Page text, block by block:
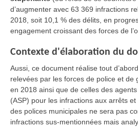
d’augmenter avec 63 369 infractions
2018, soit 10,1 % des délits, en
engagement croissant des forces de
Contexte d'élaboration du
Aussi, ce document réalise tout
relevées par les forces de police et de
en 2018 ainsi que de celles des
(ASP) pour les infractions aux arrêts et
des polices municipales ne sera pas
infractions sus-mentionnées mais